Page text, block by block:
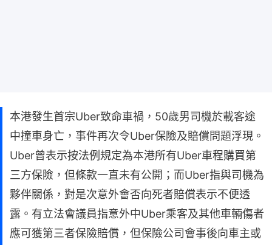
本港發生首宗Uber致命車禍，50歲男司機於載客途
中撞車身亡，事件再次令Uber保險及賠償問題浮現。
Uber曾表示按法例規定為本港所有Uber車程購買第
三方保險，但條款一直未有公開；而Uber指與司機為
夥伴關係，對是次意外會否向死者賠償表示不便透
露。有立法會議員指意外中Uber乘客及其他車輛傷者
應可獲第三者保險賠償，但保險公司會事後向車主或